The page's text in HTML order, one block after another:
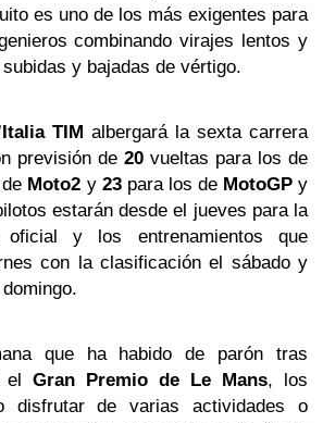
es uno de los más exigentes para
combinando virajes lentos y
y bajadas de vértigo.
TIM albergará la sexta carrera
previsión de 20 vueltas para los de
Moto2 y 23para los de MotoGPy
estarán desde el jueves para la
y los entrenamientos que
con la clasificación el sábado y
que ha habido de parón tras
el Gran Premio de Le Mans, los
disfrutar de varias actividades o